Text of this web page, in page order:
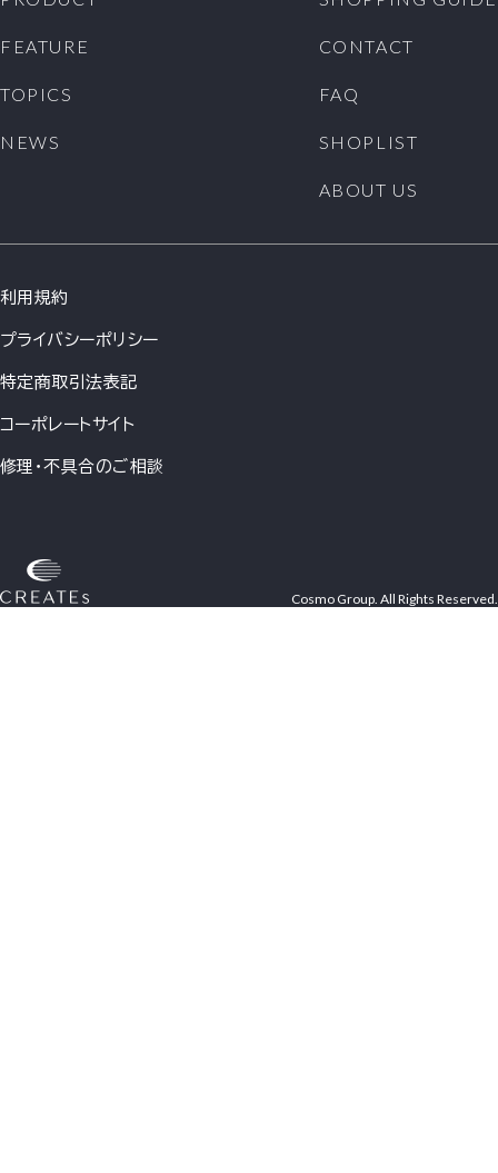
FEATURE
TOPICS
NEWS
CONTACT
FAQ
SHOPLIST
ABOUT US
利用規約
プライバシーポリシー
特定商取引法表記
コーポレートサイト
修理・不具合のご相談
Cosmo Group. All Rights Reserved.